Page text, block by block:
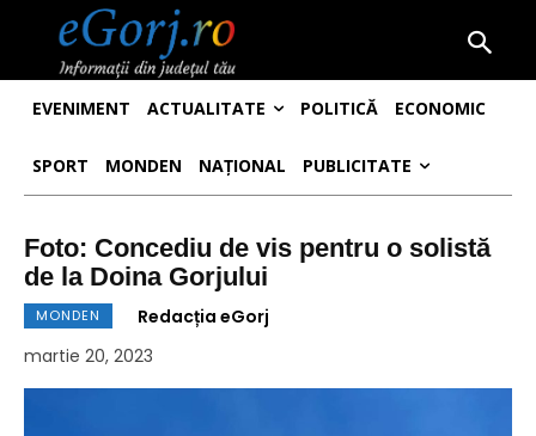
EVENIMENT ACTUALITATE POLITICĂ ECONOMIC
SPORT MONDEN NAȚIONAL PUBLICITATE
Foto: Concediu de vis pentru o solistă
de la Doina Gorjului
MONDEN
Redacția eGorj
martie 20, 2023